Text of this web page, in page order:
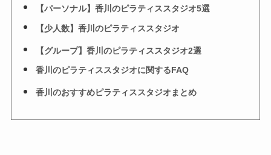
【パーソナル】香川のピラティススタジオ5選
【少人数】香川のピラティススタジオ
【グループ】香川のピラティススタジオ2選
香川のピラティススタジオに関するFAQ
香川のおすすめピラティススタジオまとめ